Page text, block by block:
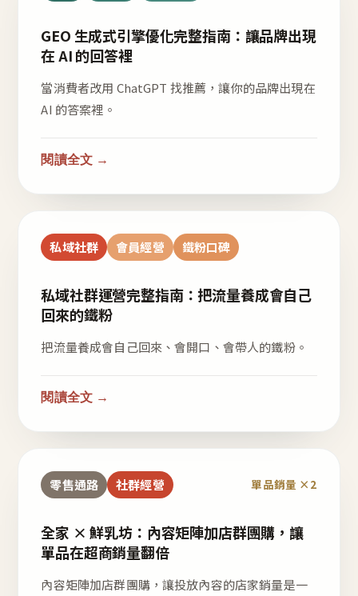
GEO 生成式引擎優化完整指南：讓品牌出現
在 AI 的回答裡
當消費者改用 ChatGPT 找推薦，讓你的品牌出現在
AI 的答案裡。
閱讀全文 →
私域社群 會員經營 鐵粉口碑
私域社群運營完整指南：把流量養成會自己
回來的鐵粉
把流量養成會自己回來、會開口、會帶人的鐵粉。
閱讀全文 →
零售通路 社群經營 單品銷量 ×2
全家 × 鮮乳坊：內容矩陣加店群團購，讓
單品在超商銷量翻倍
內容矩陣加店群團購，讓投放內容的店家銷量是一